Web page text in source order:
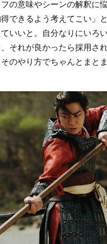
の意味やシーンの解釈に
得できるよう考えてこい」
いいと。自分なりにいろ
それが良かったら採用さ
のやり方でちゃんとまと